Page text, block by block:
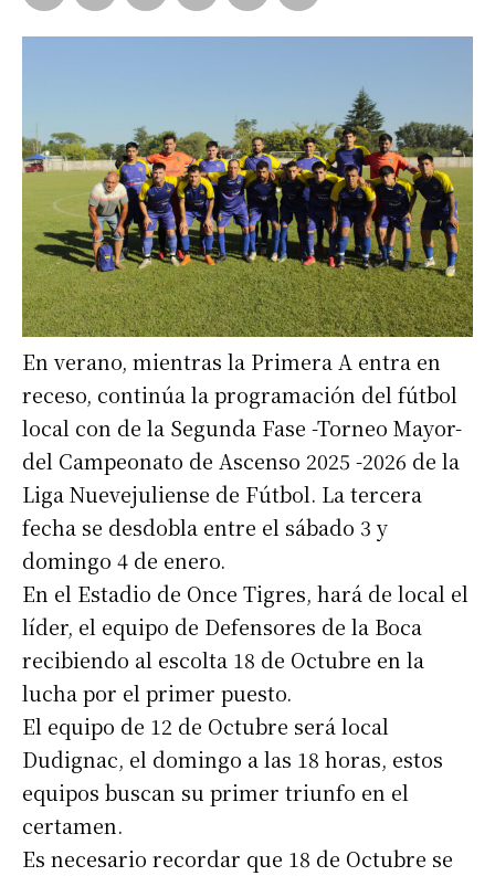
En verano, mientras la Primera A entra en
receso, continúa la programación del fútbol
local con de la Segunda Fase -Torneo Mayor-
del Campeonato de Ascenso 2025 -2026 de la
Liga Nuevejuliense de Fútbol. La tercera
fecha se desdobla entre el sábado 3 y
domingo 4 de enero.
En el Estadio de Once Tigres, hará de local el
líder, el equipo de Defensores de la Boca
recibiendo al escolta 18 de Octubre en la
lucha por el primer puesto.
El equipo de 12 de Octubre será local
Dudignac, el domingo a las 18 horas, estos
equipos buscan su primer triunfo en el
certamen.
Es necesario recordar que 18 de Octubre se